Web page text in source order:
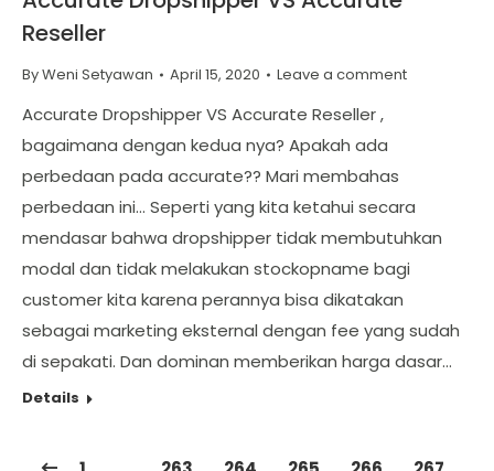
Reseller
ByWeni Setyawan April 15, 2020 Leave a comment
Accurate Dropshipper VS Accurate Reseller ,
bagaimana dengan kedua nya? Apakah ada
perbedaan pada accurate?? Mari membahas
perbedaan ini… Seperti yang kita ketahui secara
mendasar bahwa dropshipper tidak membutuhkan
modal dan tidak melakukan stockopname bagi
customer kita karena perannya bisa dikatakan
sebagai marketing eksternal dengan fee yang sudah
di sepakati. Dan dominan memberikan harga dasar…
Details